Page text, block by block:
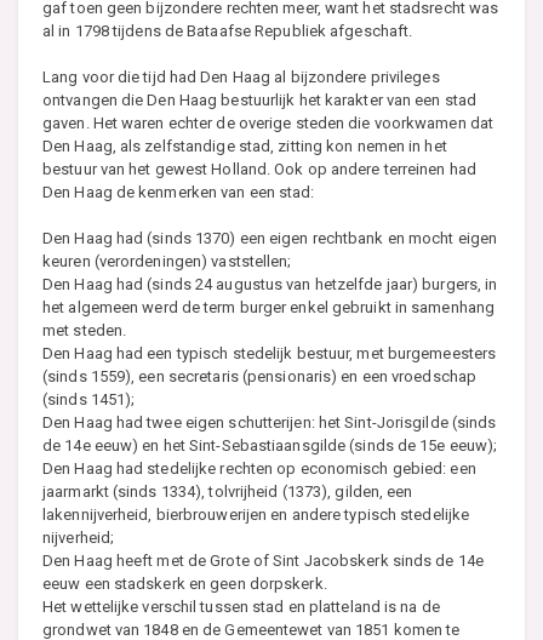
gaf toen geen bijzondere rechten meer, want het stadsrecht was
al in 1798 tijdens de Bataafse Republiek afgeschaft.
Lang voor die tijd had Den Haag al bijzondere privileges
ontvangen die Den Haag bestuurlijk het karakter van een stad
gaven. Het waren echter de overige steden die voorkwamen dat
Den Haag, als zelfstandige stad, zitting kon nemen in het
bestuur van het gewest Holland. Ook op andere terreinen had
Den Haag de kenmerken van een stad:
Den Haag had (sinds 1370) een eigen rechtbank en mocht eigen
keuren (verordeningen) vaststellen;
Den Haag had (sinds 24 augustus van hetzelfde jaar) burgers, in
het algemeen werd de term burger enkel gebruikt in samenhang
met steden.
Den Haag had een typisch stedelijk bestuur, met burgemeesters
(sinds 1559), een secretaris (pensionaris) en een vroedschap
(sinds 1451);
Den Haag had twee eigen schutterijen: het Sint-Jorisgilde (sinds
de 14e eeuw) en het Sint-Sebastiaansgilde (sinds de 15e eeuw);
Den Haag had stedelijke rechten op economisch gebied: een
jaarmarkt (sinds 1334), tolvrijheid (1373), gilden, een
lakennijverheid, bierbrouwerijen en andere typisch stedelijke
nijverheid;
Den Haag heeft met de Grote of Sint Jacobskerk sinds de 14e
eeuw een stadskerk en geen dorpskerk.
Het wettelijke verschil tussen stad en platteland is na de
grondwet van 1848 en de Gemeentewet van 1851 komen te